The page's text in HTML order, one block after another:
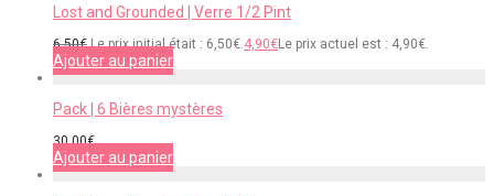
Lost and Grounded | Verre 1/2 Pint
6,50€ Le prix initial était : 6,50€.4,90€Le prix actuel est : 4,90€.
Ajouter au panier
Pack | 6 Bières mystères
30,00€
Ajouter au panier